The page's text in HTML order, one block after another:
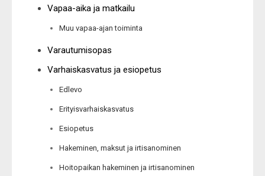
Vapaa-aika ja matkailu
Muu vapaa-ajan toiminta
Varautumisopas
Varhaiskasvatus ja esiopetus
Edlevo
Erityisvarhaiskasvatus
Esiopetus
Hakeminen, maksut ja irtisanominen
Hoitopaikan hakeminen ja irtisanominen